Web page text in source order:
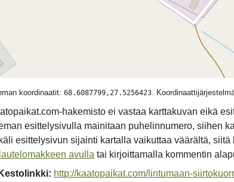
koordinaatit:68.6087799,27.5256423 .
hakemisto ei vastaa karttakuvan eikä
esittelysivulla mainitaan puhelinnumero, siihen
esittelysivun sijainti kartalla vaikuttaa väärältä,
avulla tai kirjoittamalla kommentin
http://kaatopaikat.com/lintumaan-